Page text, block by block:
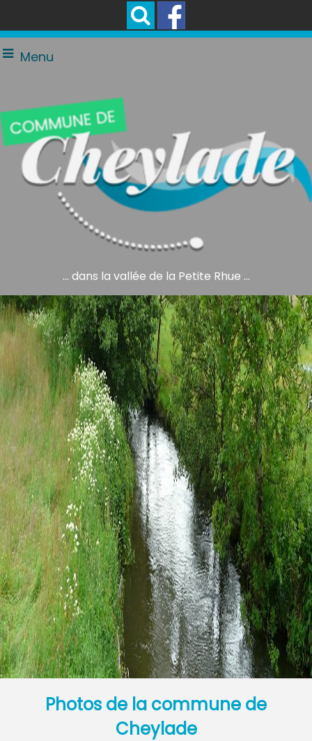
Menu
... dans la vallée de la Petite Rhue ...
Photos de la commune de
Cheylade